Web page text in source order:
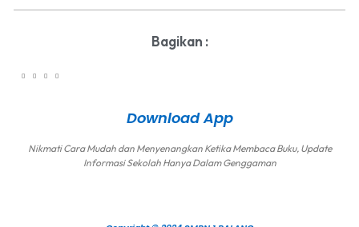
Bagikan :
Download App
Nikmati Cara Mudah dan Menyenangkan Ketika Membaca Buku, Update
Informasi Sekolah Hanya Dalam Genggaman